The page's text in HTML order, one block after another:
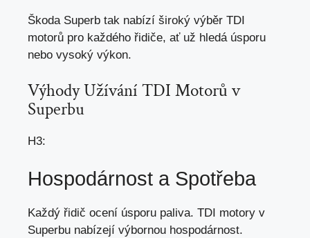
Škoda Superb tak nabízí široký výběr TDI
motorů pro každého řidiče, ať už hledá úsporu
nebo vysoký výkon.
Výhody Užívání TDI Motorů v
Superbu
H3:
Hospodárnost a Spotřeba
Každý řidič ocení úsporu paliva. TDI motory v
Superbu nabízejí výbornou hospodárnost.